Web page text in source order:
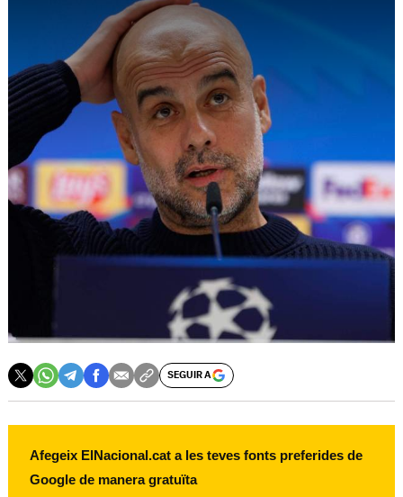
SEGUIR A
Afegeix ElNacional.cat a les teves fonts preferides de
Google de manera gratuïta